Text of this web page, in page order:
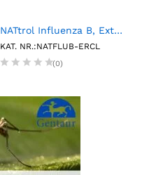
NATtrol Influenza B, External Run Control, Low (6 X 1 mL)
KAT. NR.:NATFLUB-ERCL
(0)